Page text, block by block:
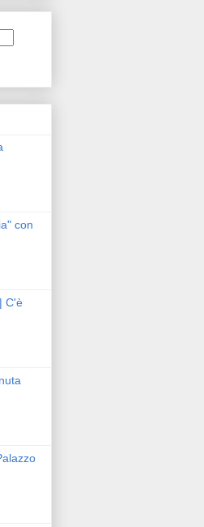
con
C'è